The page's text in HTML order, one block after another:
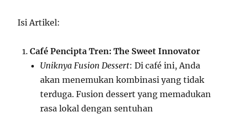
Isi Artikel:
Café Pencipta Tren: The Sweet Innovator
Uniknya Fusion Dessert: Di café ini, Anda
akan menemukan kombinasi yang tidak
terduga. Fusion dessert yang memadukan
rasa lokal dengan sentuhan